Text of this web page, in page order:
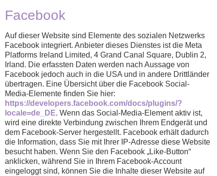
Facebook
Auf dieser Website sind Elemente des sozialen Netzwerks
Facebook integriert. Anbieter dieses Dienstes ist die Meta
Platforms Ireland Limited, 4 Grand Canal Square, Dublin 2,
Irland. Die erfassten Daten werden nach Aussage von
Facebook jedoch auch in die USA und in andere Drittländer
übertragen. Eine Übersicht über die Facebook Social-
Media-Elemente finden Sie hier:
https://developers.facebook.com/docs/plugins/?
locale=de_DE. Wenn das Social-Media-Element aktiv ist,
wird eine direkte Verbindung zwischen Ihrem Endgerät und
dem Facebook-Server hergestellt. Facebook erhält dadurch
die Information, dass Sie mit Ihrer IP-Adresse diese Website
besucht haben. Wenn Sie den Facebook „Like-Button“
anklicken, während Sie in Ihrem Facebook-Account
eingeloggt sind, können Sie die Inhalte dieser Website auf